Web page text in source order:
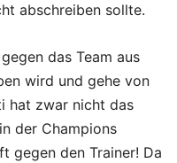
abschreiben sollte.
das Team aus
wird und gehe von
hat zwar nicht das
der Champions
gegen den Trainer! Da